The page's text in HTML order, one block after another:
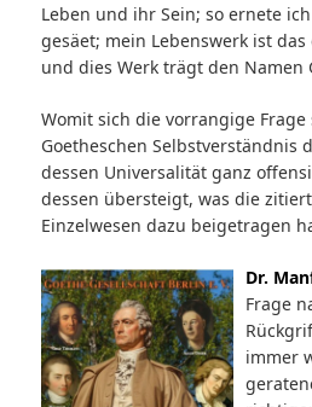
Leben und ihr Sein; so ernete
gesäet; mein Lebenswerk ist
und dies Werk trägt den Namen
Womit sich die vorrangige
Goetheschen Selbstverständnis
dessen Universalität ganz
dessen übersteigt, was die
Einzelwesen dazu beigetragen
Dr.
Frage
immer